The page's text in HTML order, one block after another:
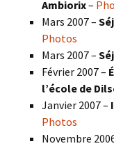
Ambiorix–
Mars 2007 –
Photos
Mars 2007 –
Février 2007 –
l’école de
Janvier 2007 –
Photos
Novembre